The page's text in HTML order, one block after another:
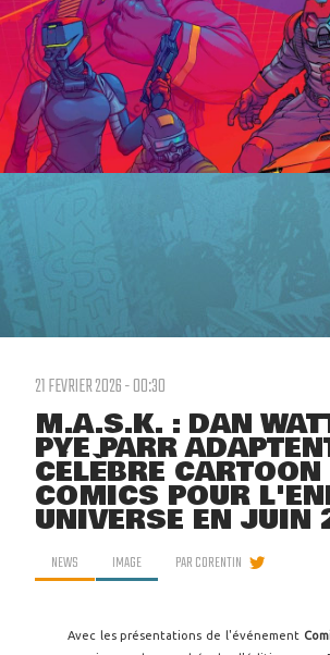
21 FEVRIER 2026 - 00:30
M.A.S.K. : DAN
PYE PARR
CÉLÈBRE CARTOON
COMICS POUR
UNIVERSE EN
NEWS IMAGE PARCORENTIN
Avec les présentations de l'événement